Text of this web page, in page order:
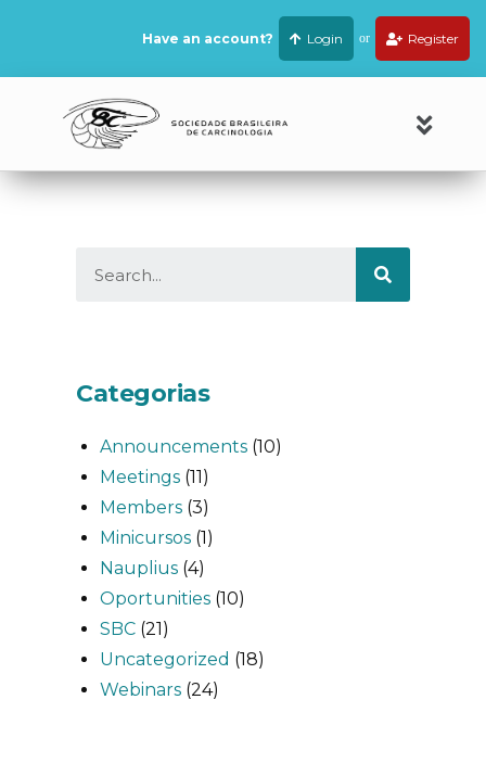
Have an account? Login or Register
Categorias
Announcements (10)
Meetings (11)
Members (3)
Minicursos (1)
Nauplius (4)
Oportunities (10)
SBC (21)
Uncategorized (18)
Webinars (24)